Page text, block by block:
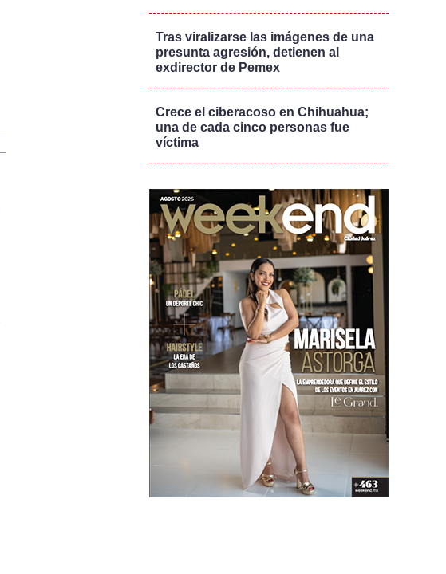
Tras viralizarse las imágenes de una
presunta agresión, detienen al
exdirector de Pemex
Crece el ciberacoso en Chihuahua;
una de cada cinco personas fue
víctima